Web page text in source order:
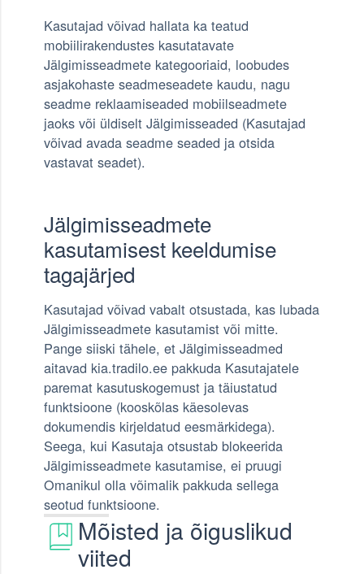
Kasutajad võivad hallata ka teatud
mobiilirakendustes kasutatavate
Jälgimisseadmete kategooriaid, loobudes
asjakohaste seadmeseadete kaudu, nagu
seadme reklaamiseaded mobiilseadmete
jaoks või üldiselt Jälgimisseaded (Kasutajad
võivad avada seadme seaded ja otsida
vastavat seadet).
Jälgimisseadmete
kasutamisest keeldumise
tagajärjed
Kasutajad võivad vabalt otsustada, kas lubada
Jälgimisseadmete kasutamist või mitte.
Pange siiski tähele, et Jälgimisseadmed
aitavad kia.tradilo.ee pakkuda Kasutajatele
paremat kasutuskogemust ja täiustatud
funktsioone (kooskõlas käesolevas
dokumendis kirjeldatud eesmärkidega).
Seega, kui Kasutaja otsustab blokeerida
Jälgimisseadmete kasutamise, ei pruugi
Omanikul olla võimalik pakkuda sellega
seotud funktsioone.
Mõisted ja õiguslikud
viited